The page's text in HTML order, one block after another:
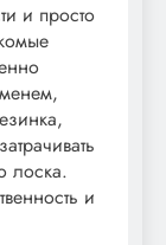
и просто
лоска.
и